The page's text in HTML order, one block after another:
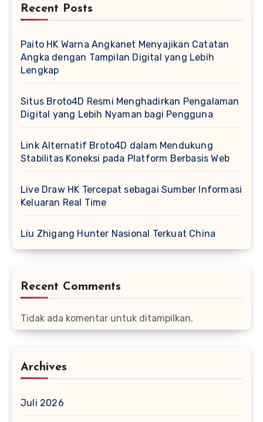
Recent Posts
Paito HK Warna Angkanet Menyajikan Catatan
Angka dengan Tampilan Digital yang Lebih
Lengkap
Situs Broto4D Resmi Menghadirkan Pengalaman
Digital yang Lebih Nyaman bagi Pengguna
Link Alternatif Broto4D dalam Mendukung
Stabilitas Koneksi pada Platform Berbasis Web
Live Draw HK Tercepat sebagai Sumber Informasi
Keluaran Real Time
Liu Zhigang Hunter Nasional Terkuat China
Recent Comments
Tidak ada komentar untuk ditampilkan.
Archives
Juli 2026